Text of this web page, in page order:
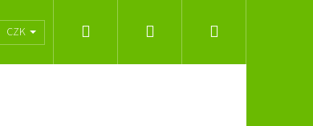
Obchodní podmínky
CZK Přihlášení